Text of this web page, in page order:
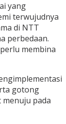
yang
terwujudnya
di NTT
perbedaan.
membina
gotong
pada